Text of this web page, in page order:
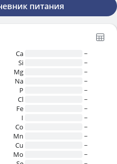
питания
Ca
~
Si
~
Mg
~
Na
~
P
~
Cl
~
Fe
~
I
~
Co
~
Mn
~
Cu
~
Mo
~